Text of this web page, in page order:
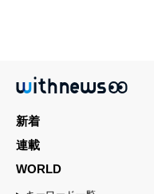
新着
連載
WORLD